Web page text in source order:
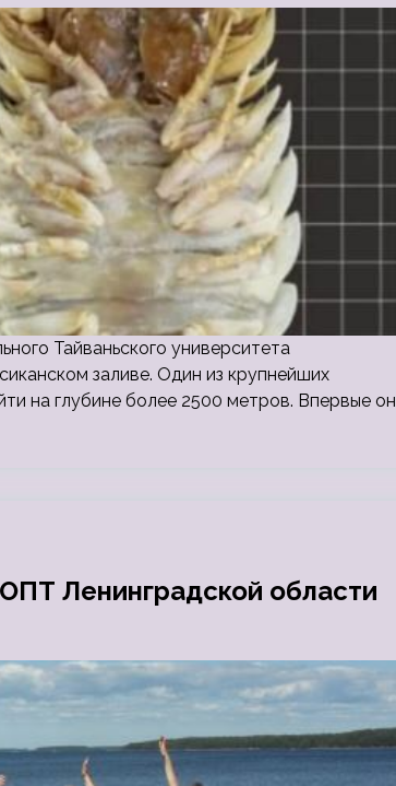
Тайваньского университета
заливе. Один из крупнейших
на глубине более 2500 метров. Впервые он
Ленинградской области